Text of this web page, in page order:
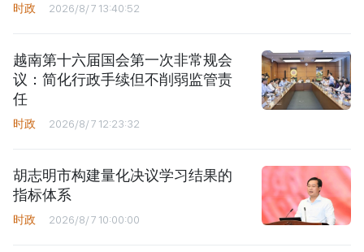
时政 2026/8/7 13:40:52
越南第十六届国会第一次非常规会
议：简化行政手续但不削弱监管责
任
时政 2026/8/7 12:23:32
胡志明市构建量化决议学习结果的
指标体系
时政 2026/8/7 10:00:00